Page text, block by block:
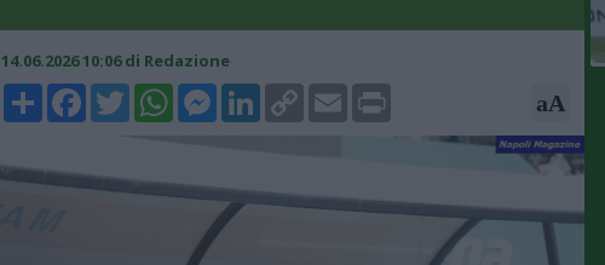
14.06.2026 10:06 di Redazione
ShareFacebookTwitterWhatsAppMessenger
LinkedIn
Copy
Link
Email Print aA